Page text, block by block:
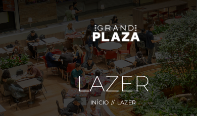
LAZER
INÍCIO LAZER